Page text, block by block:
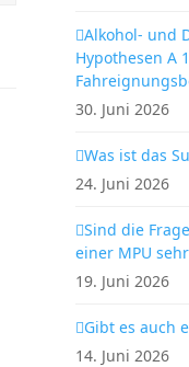
Alkohol- und
Hypothesen A
30. Juni 2026
Was ist das
24. Juni 2026
Sind die
einer MPU
19. Juni 2026
Gibt es auch
14. Juni 2026